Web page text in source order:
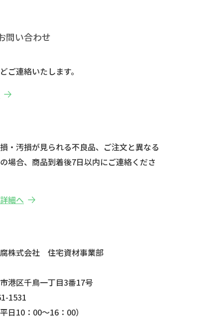
問い合わせ
ご連絡いたします。
・汚損が見られる不良品、ご注文と異なる
場合、商品到着後7日以内にご連絡くださ
細へ
株式会社 住宅資材事業部
港区千鳥一丁目3番17号
1531
日10：00～16：00）